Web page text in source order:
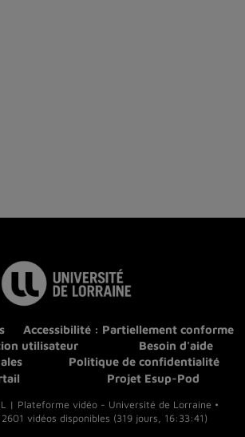
Accessibilité : Partiellement conforme
utilisateur
Besoin d'aide
Politique de confidentialité
Projet Esup-Pod
| Plateforme vidéo - Université de Lorraine •
vidéos disponibles (319 jours, 16:33:41)